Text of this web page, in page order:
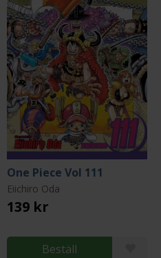
One Piece Vol 111
Eiichiro Oda
139 kr
Beställ